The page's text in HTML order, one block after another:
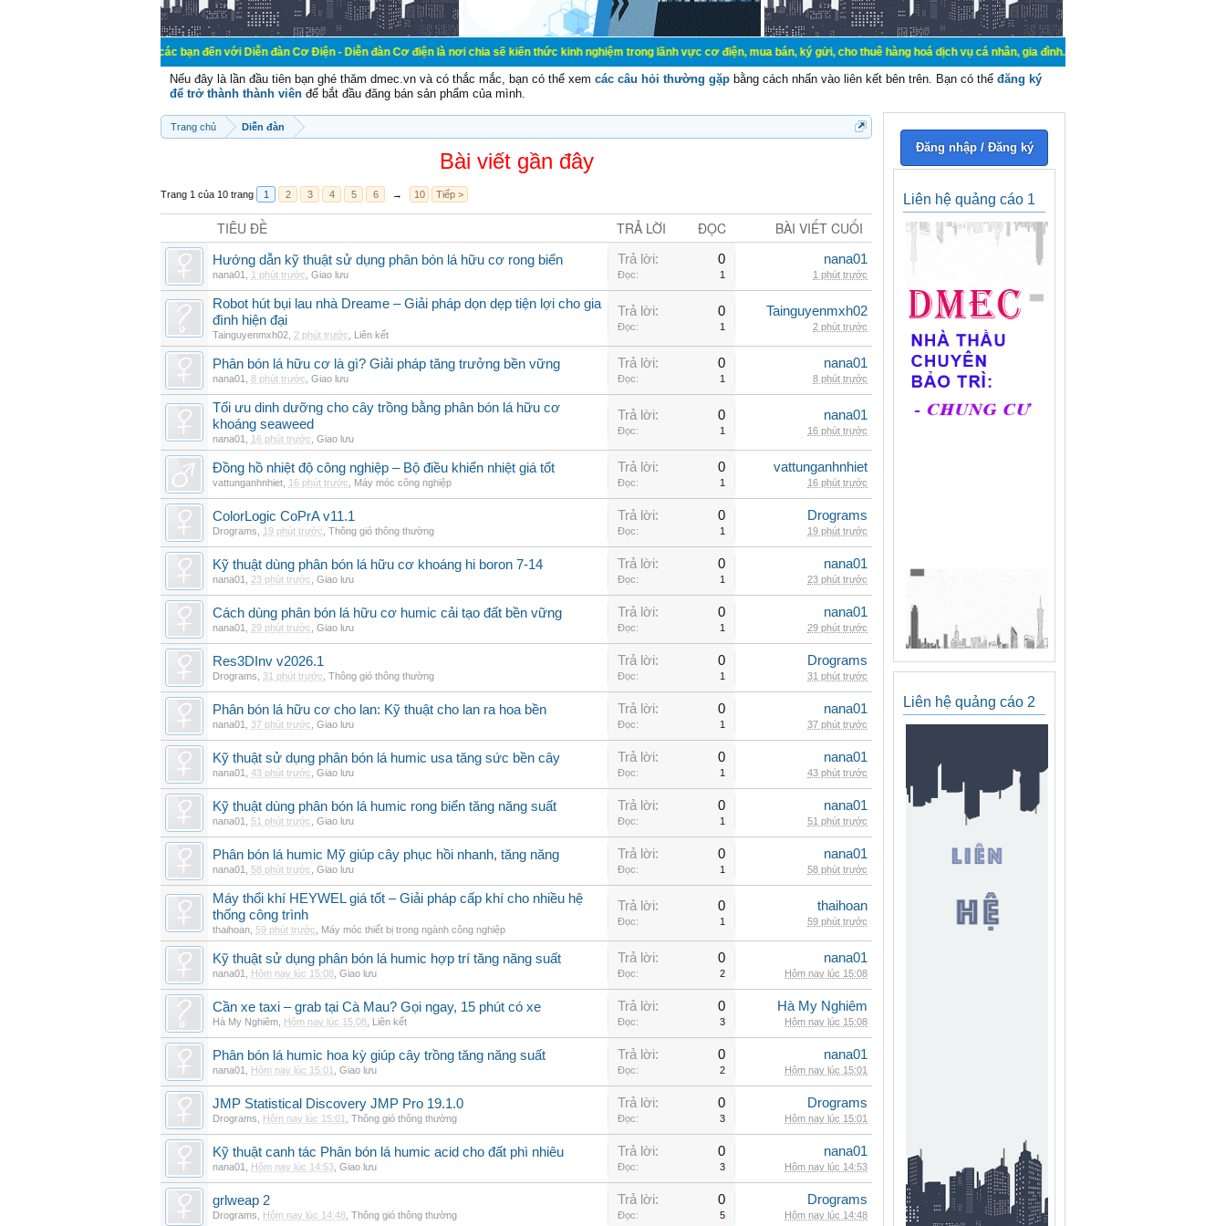
Chào mừng các bạn đến với Diễn đàn Cơ Điện - Diễn đàn Cơ điện là nơi chia sẽ kiến thức kinh nghiệm trong lãnh vực cơ điện, mua bán, ký gửi, cho thuê hàng hoá dịch vụ cá nhân, gia đình. Mua bán, ký gửi, cho thuê thiết bị hệ
Nếu đây là lần đầu tiên bạn ghé thăm dmec.vn và có thắc mắc, bạn có thể xem các câu hỏi thường gặp bằng cách nhấn vào liên kết bên trên. Bạn có thể đăng ký
để trở thành thành viên để bắt đầu đăng bán sản phẩm của mình.
Trang chủ Diễn đàn
Bài viết gần đây
Trang 1 của 10 trang 1 2 3 4 5 6 → 10 Tiếp >
TIÊU ĐỀ TRẢ LỜI ĐỌC BÀI VIẾT CUỐI
Hướng dẫn kỹ thuật sử dụng phân bón lá hữu cơ rong biển
nana01 1 phút trước Giao lưu
Trả lời: 0
Đọc: 1
nana01
1 phút trước
Robot hút bụi lau nhà Dreame – Giải pháp dọn dẹp tiện lợi cho gia
đình hiện đại
Tainguyenmxh02 2 phút trước Liên kết
Trả lời: 0
Đọc: 1
Tainguyenmxh02
2 phút trước
Phân bón lá hữu cơ là gì? Giải pháp tăng trưởng bền vững
nana01 8 phút trước Giao lưu
Trả lời: 0
Đọc: 1
nana01
8 phút trước
Tối ưu dinh dưỡng cho cây trồng bằng phân bón lá hữu cơ
khoáng seaweed
nana01 16 phút trước Giao lưu
Trả lời: 0
Đọc: 1
nana01
16 phút trước
Đồng hồ nhiệt độ công nghiệp – Bộ điều khiển nhiệt giá tốt
vattunganhnhiet 16 phút trước Máy móc công nghiệp
Trả lời: 0
Đọc: 1
vattunganhnhiet
16 phút trước
ColorLogic CoPrA v11.1
Drograms 19 phút trước Thông gió thông thường
Trả lời: 0
Đọc: 1
Drograms
19 phút trước
Kỹ thuật dùng phân bón lá hữu cơ khoáng hi boron 7-14
nana01 23 phút trước Giao lưu
Trả lời: 0
Đọc: 1
nana01
23 phút trước
Cách dùng phân bón lá hữu cơ humic cải tạo đất bền vững
nana01 29 phút trước Giao lưu
Trả lời: 0
Đọc: 1
nana01
29 phút trước
Res3DInv v2026.1
Drograms 31 phút trước Thông gió thông thường
Trả lời: 0
Đọc: 1
Drograms
31 phút trước
Phân bón lá hữu cơ cho lan: Kỹ thuật cho lan ra hoa bền
nana01 37 phút trước Giao lưu
Trả lời: 0
Đọc: 1
nana01
37 phút trước
Kỹ thuật sử dụng phân bón lá humic usa tăng sức bền cây
nana01 43 phút trước Giao lưu
Trả lời: 0
Đọc: 1
nana01
43 phút trước
Kỹ thuật dùng phân bón lá humic rong biển tăng năng suất
nana01 51 phút trước Giao lưu
Trả lời: 0
Đọc: 1
nana01
51 phút trước
Phân bón lá humic Mỹ giúp cây phục hồi nhanh, tăng năng
nana01 58 phút trước Giao lưu
Trả lời: 0
Đọc: 1
nana01
58 phút trước
Máy thổi khí HEYWEL giá tốt – Giải pháp cấp khí cho nhiều hệ
thống công trình
thaihoan 59 phút trước Máy móc thiết bị trong ngành công nghiệp
Trả lời: 0
Đọc: 1
thaihoan
59 phút trước
Kỹ thuật sử dụng phân bón lá humic hợp trí tăng năng suất
nana01 Hôm nay lúc 15:08 Giao lưu
Trả lời: 0
Đọc: 2
nana01
Hôm nay lúc 15:08
Cần xe taxi – grab tại Cà Mau? Gọi ngay, 15 phút có xe
Hà My Nghiêm Hôm nay lúc 15:08 Liên kết
Trả lời: 0
Đọc: 3
Hà My Nghiêm
Hôm nay lúc 15:08
Phân bón lá humic hoa kỳ giúp cây trồng tăng năng suất
nana01 Hôm nay lúc 15:01 Giao lưu
Trả lời: 0
Đọc: 2
nana01
Hôm nay lúc 15:01
JMP Statistical Discovery JMP Pro 19.1.0
Drograms Hôm nay lúc 15:01 Thông gió thông thường
Trả lời: 0
Đọc: 3
Drograms
Hôm nay lúc 15:01
Kỹ thuật canh tác Phân bón lá humic acid cho đất phì nhiêu
nana01 Hôm nay lúc 14:53 Giao lưu
Trả lời: 0
Đọc: 3
nana01
Hôm nay lúc 14:53
grlweap 2
Drograms Hôm nay lúc 14:48 Thông gió thông thường
Trả lời: 0
Đọc: 5
Drograms
Hôm nay lúc 14:48
Đăng nhập / Đăng ký
Liên hệ quảng cáo 1
Liên hệ quảng cáo 2